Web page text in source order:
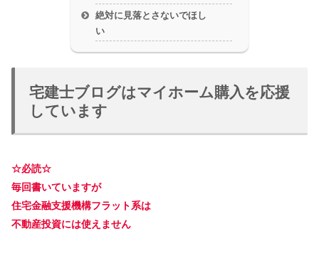
絶対に見落とさないでほし
い
宅建士ブログはマイホーム購入を応援
しています
☆必読☆
毎回書いていますが
住宅金融支援機構フラット系は
不動産投資には使えません